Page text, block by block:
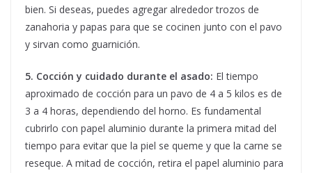
bien. Si deseas, puedes agregar alrededor trozos de
zanahoria y papas para que se cocinen junto con el pavo
y sirvan como guarnición.
5. Cocción y cuidado durante el asado: El tiempo
aproximado de cocción para un pavo de 4 a 5 kilos es de
3 a 4 horas, dependiendo del horno. Es fundamental
cubrirlo con papel aluminio durante la primera mitad del
tiempo para evitar que la piel se queme y que la carne se
reseque. A mitad de cocción, retira el papel aluminio para